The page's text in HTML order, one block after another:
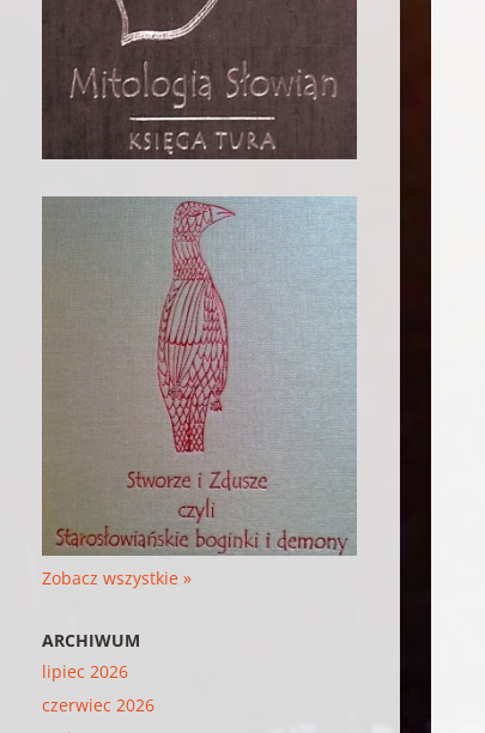
Zobacz wszystkie »
ARCHIWUM
lipiec 2026
czerwiec 2026